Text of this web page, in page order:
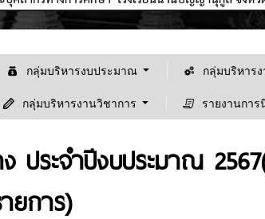
กลุ่มบริหารงบประมาณ กลุ่มบริหาร
กลุ่มบริหารงานวิชาการ รายงานการ
ประจำปีงบประมาณ
ยการ)